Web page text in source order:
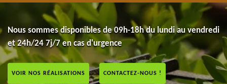
Nous sommes disponibles de 09h-18h du lundi au vendredi
et 24h/24 7j/7 en cas d'urgence
VOIR NOS RÉALISATIONS CONTACTEZ-NOUS !